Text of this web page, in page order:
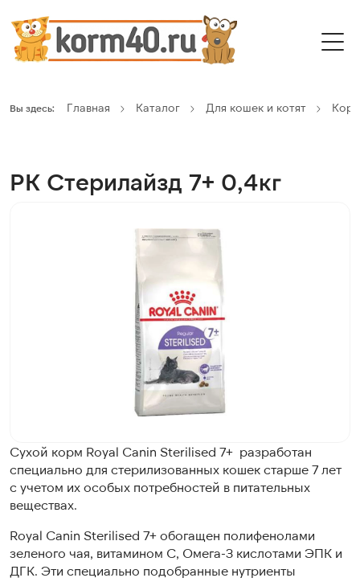
Вы здесь: Главная Каталог Для кошек и котят
РК Стерилайзд 7+ 0,4кг
Сухой корм Royal Canin Sterilised 7+ разработан
специально для стерилизованных кошек старше 7 лет
с учетом их особых потребностей в питательных
веществах.
Royal Canin Sterilised 7+ обогащен полифенолами
зеленого чая, витамином C, Омега-3 кислотами ЭПК и
ДГК. Эти специально подобранные нутриенты